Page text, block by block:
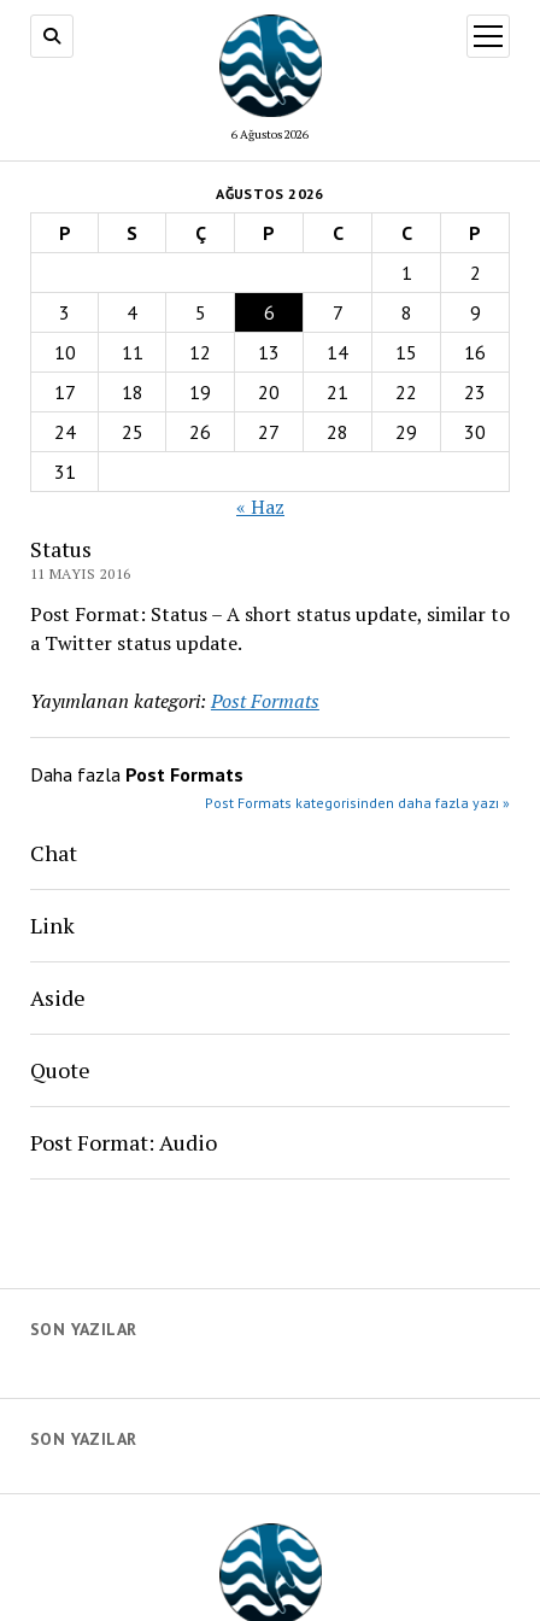
6 Ağustos 2026
aç
SON YAZILAR
AĞUSTOS 2026
P S Ç P C C
P
1
2
3
4 5 6 7 8
9
10
11 12 13 14 15
16
17
18 19 20 21 22
23
24
25 26 27 28 29
30
31
« Haz
Status
11 MAYIS 2016
Post Format: Status – A short status update, similar to
a Twitter status update.
Yayımlanan kategori: Post Formats
Daha fazla Post Formats
Post Formats kategorisinden daha fazla yazı »
Chat
Link
Aside
Quote
Post Format: Audio
SON YAZILAR